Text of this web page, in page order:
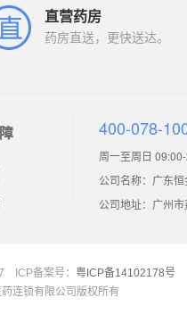
直营药房
药房直送，更快送达。
400-078-
周一至周日
公司名称：广东
公司地址：广州
ICP备案号： 粤ICP备14102178号
连锁有限公司版权所有